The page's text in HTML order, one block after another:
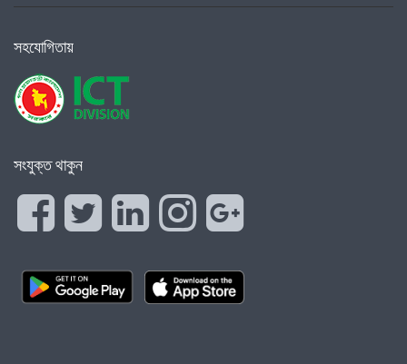
সহযোগিতায়
সংযুক্ত থাকুন